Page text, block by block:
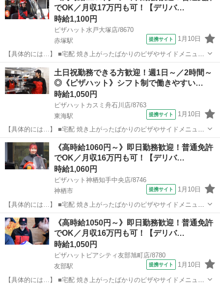
でOK／月収17万円も可！【デリバ…
時給1,100円
ピザハット水戸大塚店/8670
赤塚駅
提携サイト 1月10日
【具体的には…】 ■宅配 焼き上がったばかりのピザやサイドメニュー
を、 美味しくお客様に召し上がっていただくために安全運転で商品を
お届けします。 ①地図で住所とルートをチェック ②オーダーシートに
記載のある商品を保温バッグに...
茨城 水戸市 赤塚駅 デリバリー
土日祝勤務できる方歓迎！週1日～／2時間～
◎《ピザハット》シフト制で働きやすい…
時給1,050円
ピザハットカスミ舟石川店/8763
東海駅
提携サイト 1月10日
【具体的には…】 ■宅配 焼き上がったばかりのピザやサイドメニュー
を、 美味しくお客様に召し上がっていただくために安全運転で商品を
お届けします。 ①地図で住所とルートをチェック ②オーダーシートに
記載のある商品を保温バッグに...
茨城 東海駅 デリバリー
《高時給1060円～》即日勤務歓迎！普通免許
でOK／月収16万円も可！【デリバ…
時給1,060円
ピザハット神栖知手中央店/8746
神栖市
提携サイト 1月10日
【具体的には…】 ■宅配 焼き上がったばかりのピザやサイドメニュー
を、 美味しくお客様に召し上がっていただくために安全運転で商品を
お届けします。 ①地図で住所とルートをチェック ②オーダーシートに
記載のある商品を保温バッグに...
茨城 神栖市 デリバリー
《高時給1050円～》即日勤務歓迎！普通免許
でOK／月収16万円も可！【デリバ…
時給1,050円
ピザハットピアシティ友部旭町店/8780
友部駅
提携サイト 1月10日
【具体的には…】 ■宅配 焼き上がったばかりのピザやサイドメニュー